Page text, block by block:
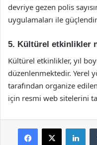
devriye gezen polis
uygulamaları ile
5. Kültürel etkinlikler
Kültürel etkinlikler, yıl
düzenlenmektedir. Yerel
tarafından organize
için resmi web sitelerini
Facebook
X